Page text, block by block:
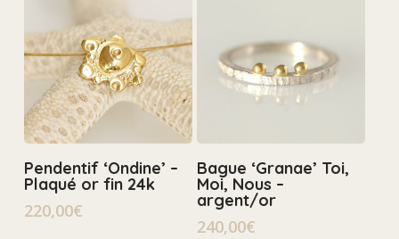
Ajouter Au Panier
Pendentif ‘Ondine’ –
Plaqué or fin 24k
220,00€
Select Options
Bague ‘Granae’ Toi,
Moi, Nous –
argent/or
240,00€